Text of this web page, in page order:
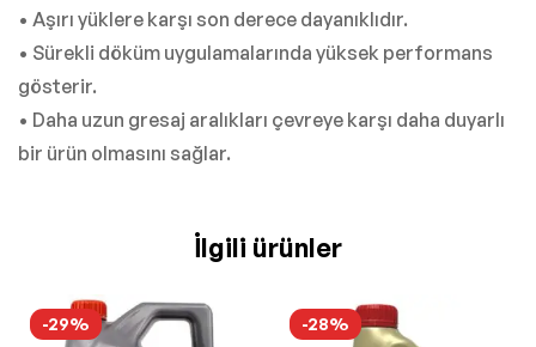
• Aşırı yüklere karşı son derece dayanıklıdır.
• Sürekli döküm uygulamalarında yüksek performans
gösterir.
• Daha uzun gresaj aralıkları çevreye karşı daha duyarlı
bir ürün olmasını sağlar.
İlgili ürünler
-29% -28%